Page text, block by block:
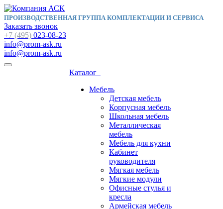
ПРОИЗВОДСТВЕННАЯ ГРУППА КОМПЛЕКТАЦИИ И СЕРВИСА
Заказать звонок
+7 (495) 023-08-23
info@prom-ask.ru
info@prom-ask.ru
Каталог
Мебель
Детская мебель
Корпусная мебель
Школьная мебель
Металлическая
мебель
Мебель для кухни
Кабинет
руководителя
Мягкая мебель
Мягкие модули
Офисные стулья и
кресла
Армейская мебель